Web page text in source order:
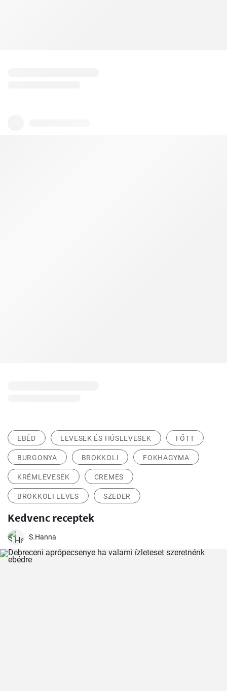
EBÉD LEVESEK ÉS HÚSLEVESEK FŐTT
BURGONYA BROKKOLI FOKHAGYMA
KRÉMLEVESEK CREMES
BROKKOLI LEVES SZEDER
Kedvenc receptek
S.Hanna